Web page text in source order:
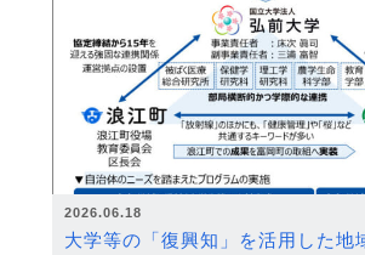
2026.06.18
大学等の「復興知」を活用した地